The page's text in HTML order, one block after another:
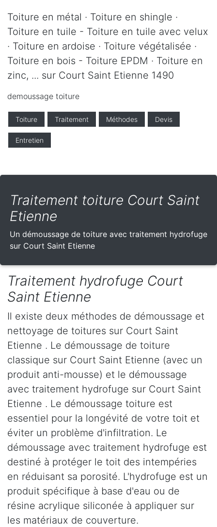
Toiture en métal · Toiture en shingle ·
Toiture en tuile - Toiture en tuile avec velux
· Toiture en ardoise · Toiture végétalisée ·
Toiture en bois - Toiture EPDM · Toiture en
zinc, ... sur Court Saint Etienne 1490
demoussage toiture
Toiture Traitement Méthodes Devis
Entretien
Traitement toiture Court Saint
Etienne
Un démoussage de toiture avec traitement hydrofuge
sur Court Saint Etienne
Traitement hydrofuge Court
Saint Etienne
Il existe deux méthodes de démoussage et
nettoyage de toitures sur Court Saint
Etienne . Le démoussage de toiture
classique sur Court Saint Etienne (avec un
produit anti-mousse) et le démoussage
avec traitement hydrofuge sur Court Saint
Etienne . Le démoussage toiture est
essentiel pour la longévité de votre toit et
éviter un problème d'infiltration. Le
démoussage avec traitement hydrofuge est
destiné à protéger le toit des intempéries
en réduisant sa porosité. L'hydrofuge est un
produit spécifique à base d'eau ou de
résine acrylique siliconée à appliquer sur
les matériaux de couverture.